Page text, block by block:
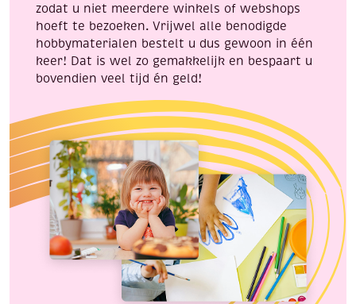
zodat u niet meerdere winkels of webshops
hoeft te bezoeken. Vrijwel alle benodigde
hobbymaterialen bestelt u dus gewoon in één
keer! Dat is wel zo gemakkelijk en bespaart u
bovendien veel tijd én geld!